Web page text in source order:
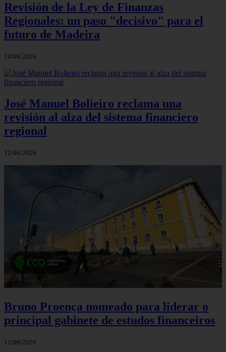
Revisión de la Ley de Finanzas
Regionales: un paso "decisivo" para el
futuro de Madeira
14/06/2026
José Manuel Bolieiro reclama una
revisión al alza del sistema financiero
regional
12/06/2026
Bruno Proença nomeado para liderar o
principal gabinete de estudos financeiros
12/06/2026